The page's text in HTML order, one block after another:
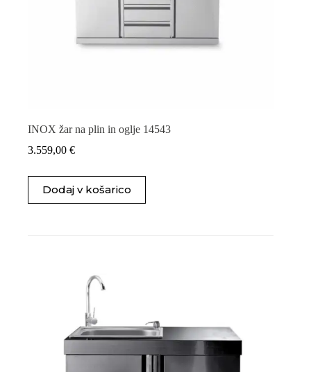
INOX žar na plin in oglje 14543
3.559,00 €
Dodaj v košarico